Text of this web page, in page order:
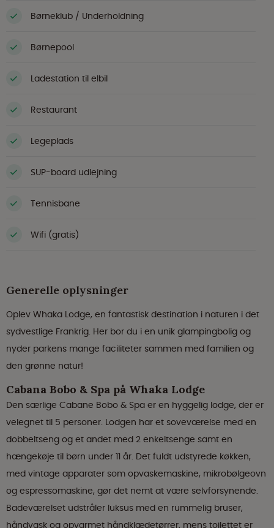
Børneklub / Underholdning
Børnepool
Ladestation til elbil
Restaurant
Legeplads
SUP-board udlejning
Tennisbane
Wifi (gratis)
Generelle oplysninger
Oplev Whaka Lodge, en fantastisk destination i naturen i det
sydvestlige Frankrig. Her bor du i en unik glampingbolig og
nyder parkens mange faciliteter sammen med familien og
den grønne natur!
Cabana Bobo & Spa på Whaka Lodge
Den særlige Cabane Bobo & Spa er en hyggelig lodge, der er
velegnet til 5 personer. Lodgen har et soveværelse med en
dobbeltseng og et andet med 2 enkeltsenge samt en
hængekøje til børn under 11 år. Det fuldt udstyrede køkken,
med vintage apparater som opvaskemaskine, mikrobølgeovn
og espressomaskine, gør det nemt at være selvforsynende.
Badeværelset udstråler luksus med en rummelig bruser,
håndvask og opvarmet håndklædetørrer, mens toilettet er